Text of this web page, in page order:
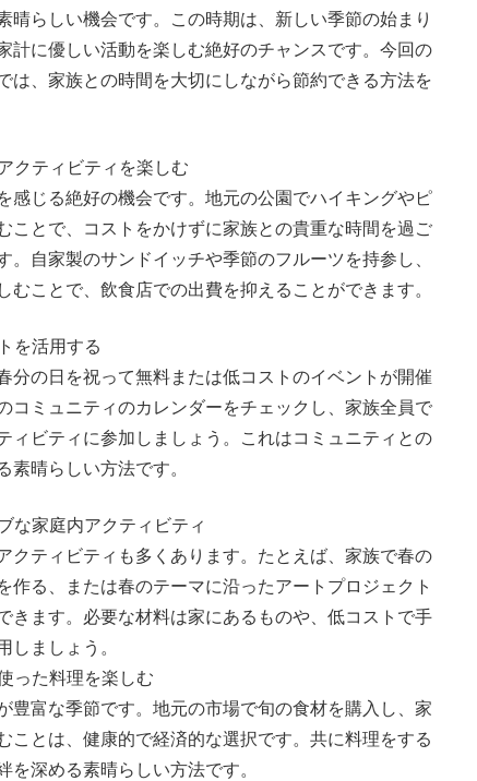
晴らしい機会です。この時期は、新しい季節の始まり
計に優しい活動を楽しむ絶好のチャンスです。今回の
は、家族との時間を大切にしながら節約できる方法を
クティビティを楽しむ
感じる絶好の機会です。地元の公園でハイキングやピ
ことで、コストをかけずに家族との貴重な時間を過ご
。自家製のサンドイッチや季節のフルーツを持参し、
むことで、飲食店での出費を抑えることができます。
を活用する
分の日を祝って無料または低コストのイベントが開催
コミュニティのカレンダーをチェックし、家族全員で
ィビティに参加しましょう。これはコミュニティとの
素晴らしい方法です。
な家庭内アクティビティ
クティビティも多くあります。たとえば、家族で春の
作る、または春のテーマに沿ったアートプロジェクト
きます。必要な材料は家にあるものや、低コストで手
しましょう。
った料理を楽しむ
豊富な季節です。地元の市場で旬の食材を購入し、家
ことは、健康的で経済的な選択です。共に料理をする
を深める素晴らしい方法です。